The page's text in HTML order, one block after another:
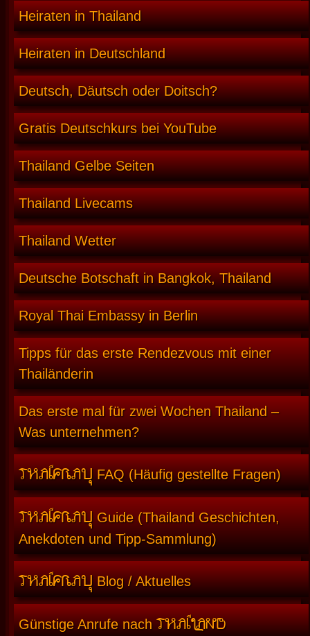
Heiraten in Thailand
Heiraten in Deutschland
Deutsch, Däutsch oder Doitsch?
Gratis Deutschkurs bei YouTube
Thailand Gelbe Seiten
Thailand Livecams
Thailand Wetter
Deutsche Botschaft in Bangkok, Thailand
Royal Thai Embassy in Berlin
Tipps für das erste Rendezvous mit einer
Thailänderin
Das erste mal für zwei Wochen Thailand –
Was unternehmen?
THAIFRAUFAQ (Häufig gestellte Fragen)
THAIFRAU Guide (Thailand Geschichten,
Anekdoten und Tipp-Sammlung)
THAIFRAUBlog / Aktuelles
Günstige Anrufe nachTHAILAND